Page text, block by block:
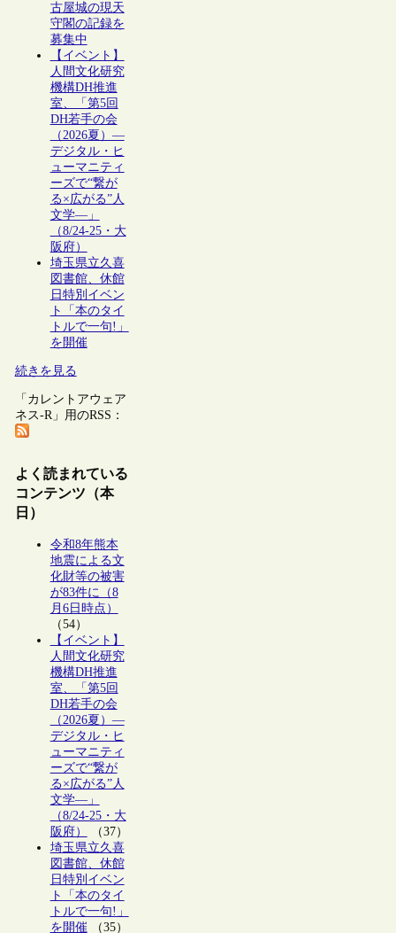
古屋城の現天
守閣の記録を
募集中
【イベント】
人間文化研究
機構DH推進
室、「第5回
DH若手の会
（2026夏）―
デジタル・ヒ
ューマニティ
ーズで“繋が
る×広がる”人
文学―」
（8/24-25・大
阪府）
埼玉県立久喜
図書館、休館
日特別イベン
ト「本のタイ
トルで一句!」
を開催
続きを見る
「カレントアウェア
ネス-R」用のRSS：
よく読まれている
コンテンツ（本
日）
令和8年熊本
地震による文
化財等の被害
が83件に（8
月6日時点）
（54）
【イベント】
人間文化研究
機構DH推進
室、「第5回
DH若手の会
（2026夏）―
デジタル・ヒ
ューマニティ
ーズで“繋が
る×広がる”人
文学―」
（8/24-25・大
阪府）
（37）
埼玉県立久喜
図書館、休館
日特別イベン
ト「本のタイ
トルで一句!」
を開催（35）